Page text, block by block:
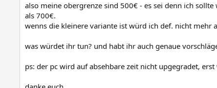
also meine obergrenze sind 500€ - es sei denn ich
als 700€.
wenns die kleinere variante ist würd ich def. nicht mehr
was würdet ihr tun? und habt ihr auch genaue
ps: der pc wird auf absehbare zeit nicht upgegradet,